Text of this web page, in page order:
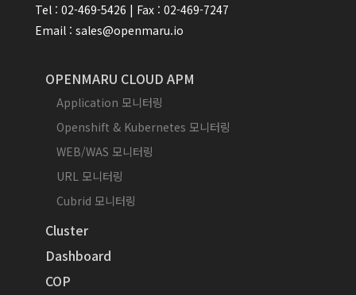
Tel : 02-469-5426 | Fax : 02-469-7247
Email : sales@openmaru.io
OPENMARU CLOUD APM
Application 모니터링
Openshift & Kubernetes 모니터링
WEB/WAS 모니터링
URL 모니터링
Cubrid 모니터링
Cluster
Dashboard
COP